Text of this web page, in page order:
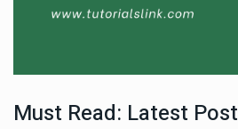
Must Read: Latest Post